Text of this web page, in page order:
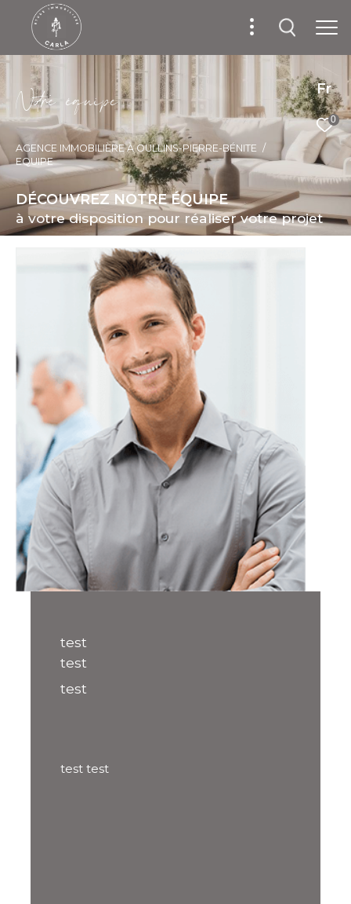
Fr
0
Nore équipe
AGENCE IMMOBILIÈRE À OULLINS-PIERRE-BÉNITE
EQUIPE
DÉCOUVREZ NOTRE ÉQUIPE
à votre disposition pour réaliser votre projet
test
test
test
test test